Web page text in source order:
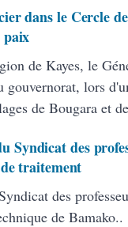
dans le Cercle
de Kayes, le
gouvernorat, lors
de Bougara et
Syndicat des
traitement
des
de Bamako..